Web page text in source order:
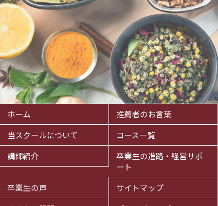
ホーム
推薦者のお言葉
当スクールについて
コース一覧
講師紹介
卒業生の進路・経営サポ
ート
卒業生の声
サイトマップ